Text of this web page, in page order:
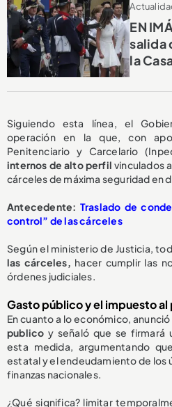
EN
salida
la
Siguiendo esta línea, el
operación en la que, con
Penitenciario y Carcelario
internos de alto perfil vinculados
cárceles de máxima seguridad en
Antecedente: Traslado de
control” de las cárceles
Según el ministerio de Justicia,
las cárceles, hacer cumplir las
órdenes judiciales.
Gasto público y el impuesto
En cuanto a lo económico,
publico y señaló que se firmará
esta medida, argumentando
estatal y el endeudamiento de los
finanzas nacionales.
¿Qué significa? limitar